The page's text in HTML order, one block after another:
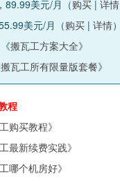
89.99美元/月（购买 | 详情
美元/月（购买 | 详情）
《搬瓦工方案大全》
搬瓦工所有限量版套餐》
程
购买教程》
最新续费实践》
哪个机房好》